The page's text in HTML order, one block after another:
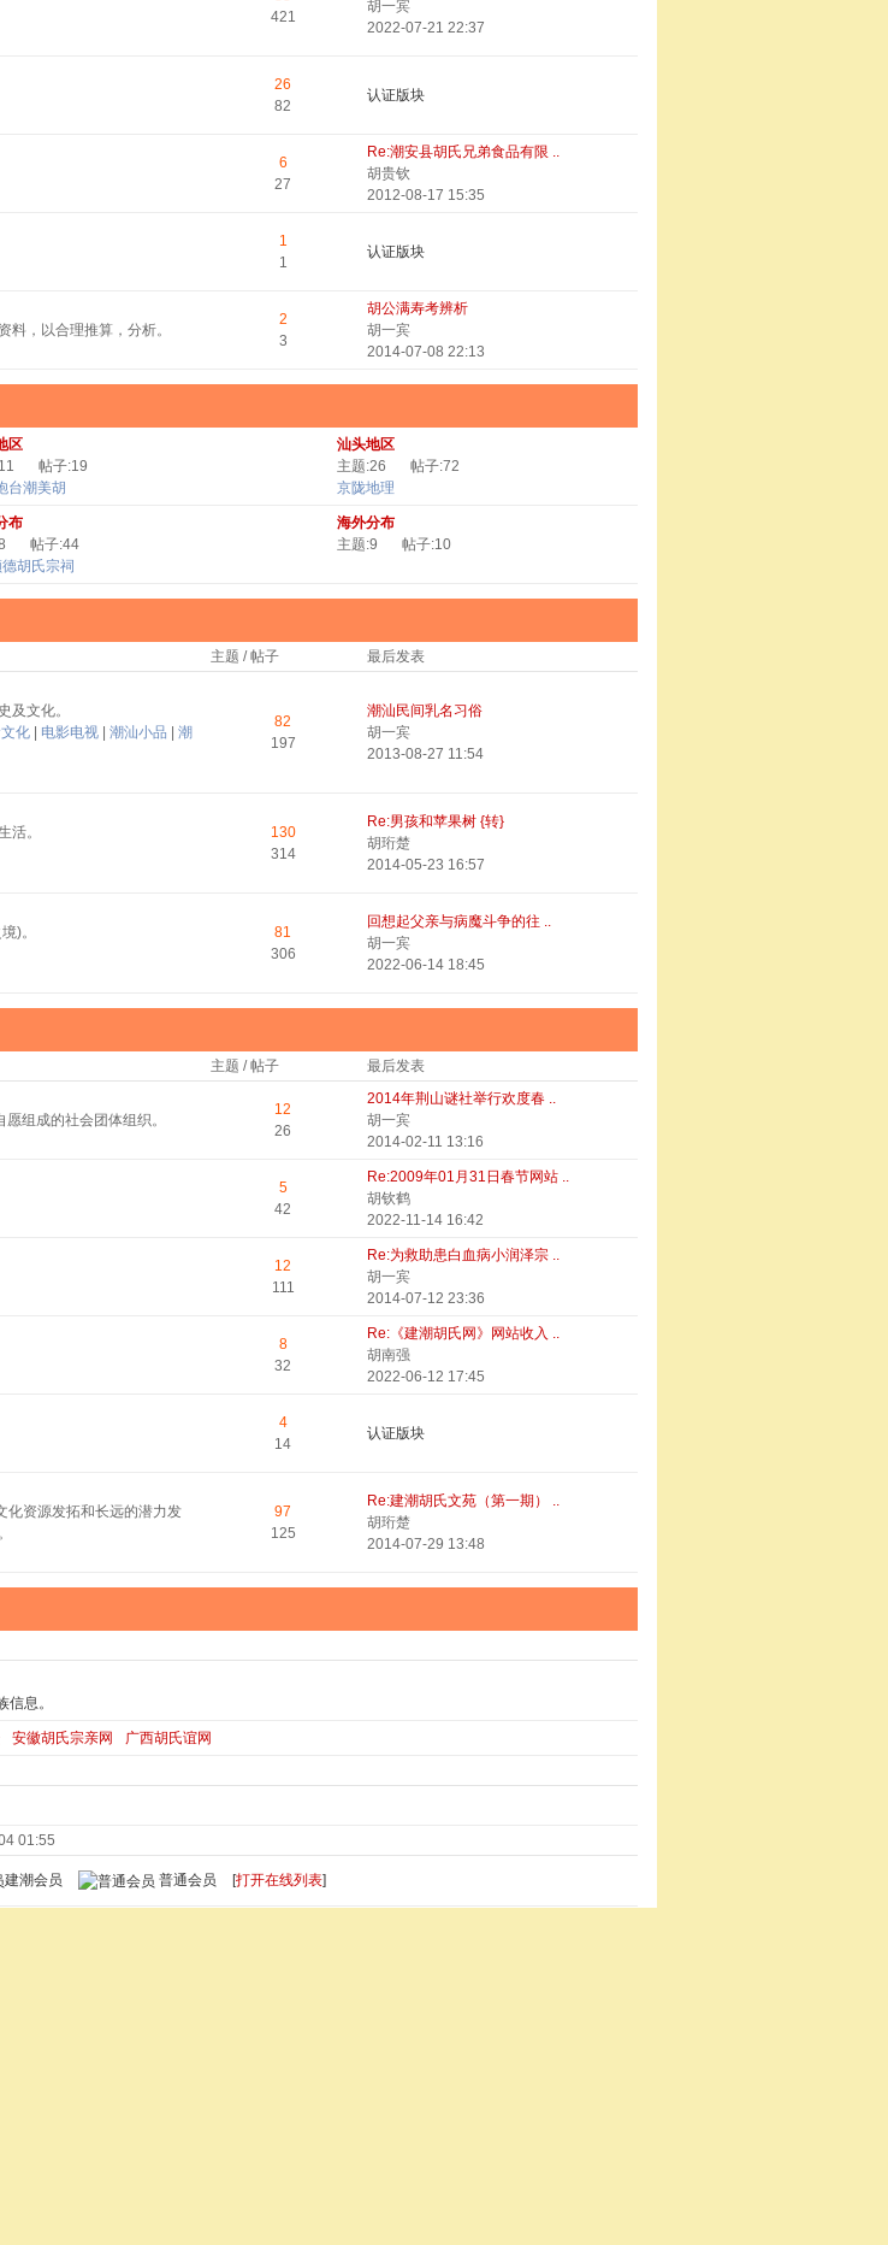
421
胡一宾
2022-07-21 22:37
26
82
认证版块
6
27
Re:潮安县胡氏兄弟食品有限 ..
胡贵钦
2012-08-17 15:35
1
1
认证版块
料，以合理推算，分析。
2
3
胡公满寿考辨析
胡一宾
2014-07-08 22:13
区
帖子:19
台潮美胡
汕头地区
主题:26
帖子:72
京陇地理
布
帖子:44
胡氏宗祠
海外分布
主题:9
帖子:10
主题 / 帖子
最后发表
及文化。
化 电影电视 潮汕小品
潮
82
197
潮汕民间乳名习俗
胡一宾
2013-08-27 11:54
活。
130
314
Re:男孩和苹果树 {转}
胡珩楚
2014-05-23 16:57
)。
81
306
回想起父亲与病魔斗争的往 ..
胡一宾
2022-06-14 18:45
主题 / 帖子
最后发表
组成的社会团体组织。
12
26
2014年荆山谜社举行欢度春 ..
胡一宾
2014-02-11 13:16
5
42
Re:2009年01月31日春节网站 ..
胡钦鹤
2022-11-14 16:42
12
111
Re:为救助患白血病小润泽宗 ..
胡一宾
2014-07-12 23:36
8
32
Re:《建潮胡氏网》网站收入 ..
胡南强
2022-06-12 17:45
4
14
认证版块
化资源发拓和长远的潜力发
97
125
Re:建潮胡氏文苑（第一期） ..
胡珩楚
2014-07-29 13:48
息。
安徽胡氏宗亲网
广西胡氏谊网
01:55
建潮会员 普通会员 [打开在线列表]